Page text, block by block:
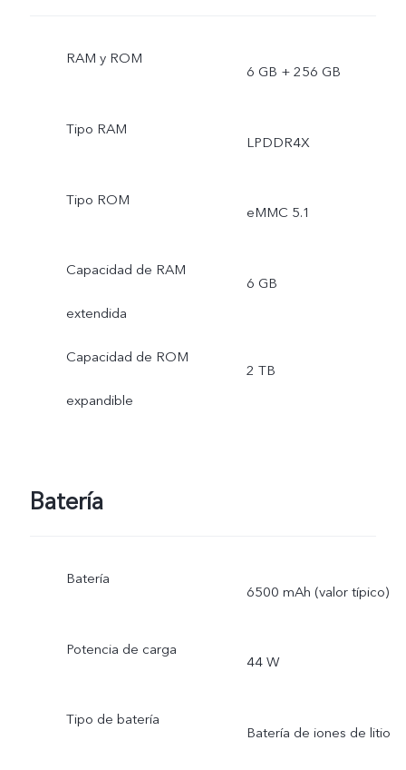
RAM y ROM
6 GB + 256 GB
Tipo RAM
LPDDR4X
Tipo ROM
eMMC 5.1
Capacidad de RAM
extendida
6 GB
Capacidad de ROM
expandible
2 TB
Batería
Batería
6500 mAh (valor típico)
Potencia de carga
44 W
Tipo de batería
Batería de iones de litio